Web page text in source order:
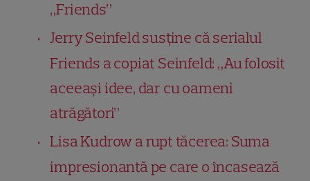
„Friends”
Jerry Seinfeld susține că serialul
Friends a copiat Seinfeld: „Au folosit
aceeași idee, dar cu oameni
atrăgători”
Lisa Kudrow a rupt tăcerea: Suma
impresionantă pe care o încasează